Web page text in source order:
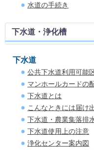
水道の手続き
下水道・浄化槽
下水道
公共下水道利用可能
マンホールカードの
下水道とは
こんなときには届け
下水道・農業集落排
下水道使用上の注意
浄化センター案内図